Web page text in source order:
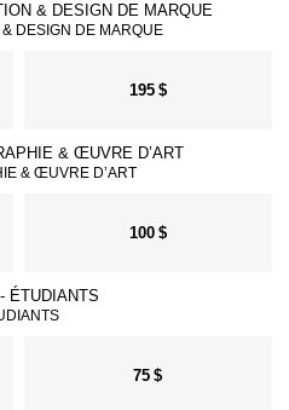
DESIGN DE MARQUE
195 $
& ŒUVRE D’ART
100 $
75 $